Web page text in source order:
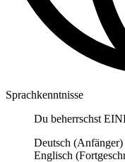
Sprachkenntnisse
Du beherrschst
Deutsch (Anfänger)
Englisch